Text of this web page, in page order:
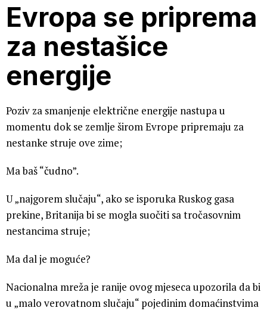
Evropa se priprema
za nestašice
energije
Poziv za smanjenje električne energije nastupa u
momentu dok se zemlje širom Evrope pripremaju za
nestanke struje ove zime;
Ma baš “čudno”.
U „najgorem slučaju“, ako se isporuka Ruskog gasa
prekine, Britanija bi se mogla suočiti sa tročasovnim
nestancima struje;
Ma dal je moguće?
Nacionalna mreža je ranije ovog mjeseca upozorila da bi
u „malo verovatnom slučaju“ pojedinim domaćinstvima